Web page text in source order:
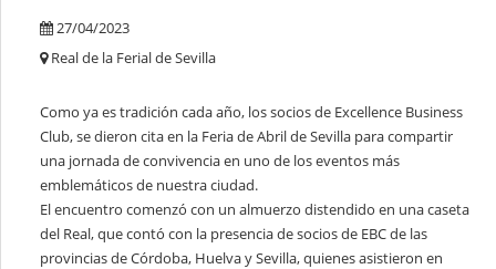
27/04/2023
Real de la Ferial de Sevilla
Como ya es tradición cada año, los socios de Excellence Business
Club, se dieron cita en la Feria de Abril de Sevilla para compartir
una jornada de convivencia en uno de los eventos más
emblemáticos de nuestra ciudad.
El encuentro comenzó con un almuerzo distendido en una caseta
del Real, que contó con la presencia de socios de EBC de las
provincias de Córdoba, Huelva y Sevilla, quienes asistieron en